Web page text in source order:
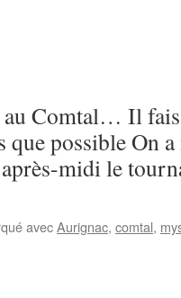
Comtal… Il
que possible On
midi le
avecAurignac, comtal,